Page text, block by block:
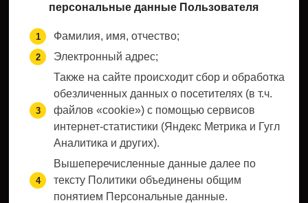
персональные данные Пользователя
Фамилия, имя, отчество;
Электронный адрес;
Также на сайте происходит сбор и обработка
обезличенных данных о посетителях (в т.ч.
файлов «cookie») с помощью сервисов
интернет-статистики (Яндекс Метрика и Гугл
Аналитика и других).
Вышеперечисленные данные далее по
тексту Политики объединены общим
понятием Персональные данные.